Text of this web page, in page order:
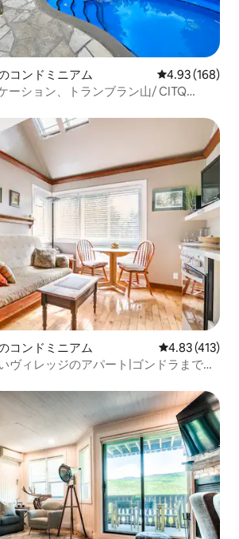
コンドミニアム レビュー168
4.93 (168)
ーション、トランブラン山/ CITQ
コンドミニアム レビュー413
4.83 (413)
ヴィレッジのアパート|ゴンドラまで徒